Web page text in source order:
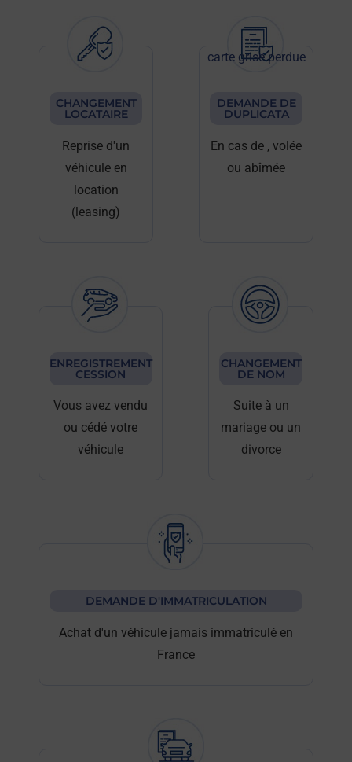
CHANGEMENT
LOCATAIRE
Reprise d'un
véhicule en
location
(leasing)
DEMANDE DE
DUPLICATA
En cas de
carte grise perdue
, volée
ou abîmée
ENREGISTREMENT
CESSION
Vous avez vendu
ou cédé votre
véhicule
CHANGEMENT
DE NOM
Suite à un
mariage ou un
divorce
DEMANDE D'IMMATRICULATION
Achat d'un véhicule jamais immatriculé en
France